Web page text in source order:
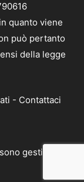
quanto viene
può pertanto
della legge
- Contattaci
gestite da